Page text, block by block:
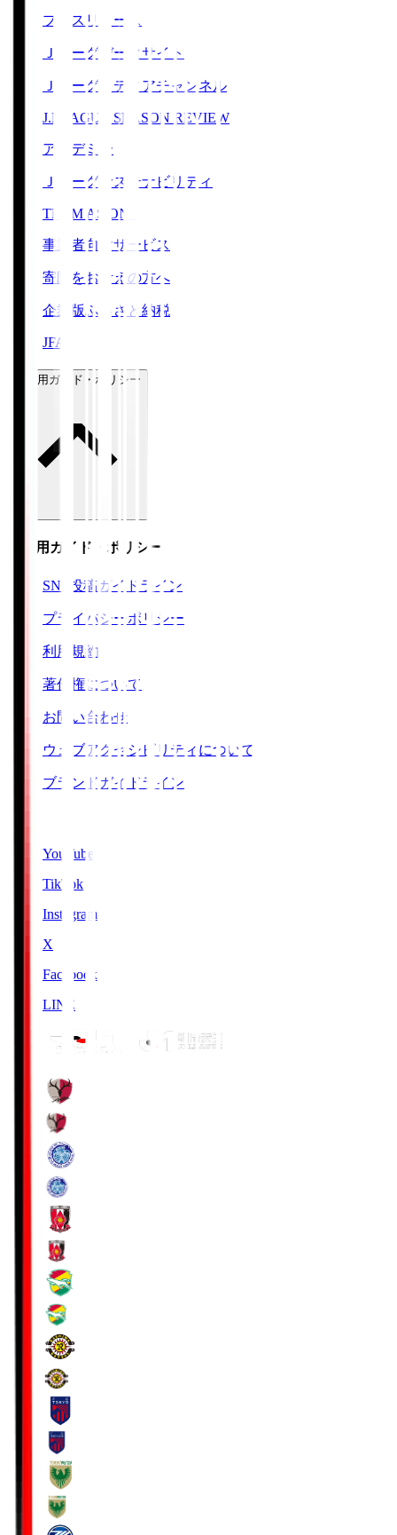
プレスリリース
Ｊリーグデータサイト
Ｊリーグメディアチャンネル
J.LEAGUE SEASON REVIEW
アカデミー
Ｊリーグサステナビリティ
TEAM AS ONE
事業者向けサービス
寄附をお考えの方へ
企業版ふるさと納税
JFA
ご利用ガイド・ポリシー
ご利用ガイド・ポリシー
SNS投稿ガイドライン
プライバシーポリシー
利用規約
著作権について
お問い合わせ
ウェブアクセシビリティについて
ブランドガイドライン
YouTube
TikTok
Instagram
X
Facebook
LINE